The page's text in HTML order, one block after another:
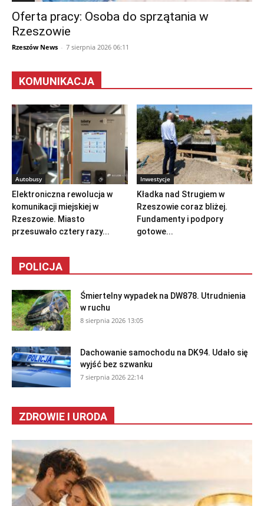
Oferta pracy: Osoba do sprzątania w
Rzeszowie
Rzeszów News - 7 sierpnia 2026 06:11
KOMUNIKACJA
Autobusy
Elektroniczna rewolucja w
komunikacji miejskiej w
Rzeszowie. Miasto
przesuwało cztery razy...
Inwestycje
Kładka nad Strugiem w
Rzeszowie coraz bliżej.
Fundamenty i podpory
gotowe...
POLICJA
Śmiertelny wypadek na DW878. Utrudnienia
w ruchu
8 sierpnia 2026 13:05
Dachowanie samochodu na DK94. Udało się
wyjść bez szwanku
7 sierpnia 2026 22:14
ZDROWIE I URODA